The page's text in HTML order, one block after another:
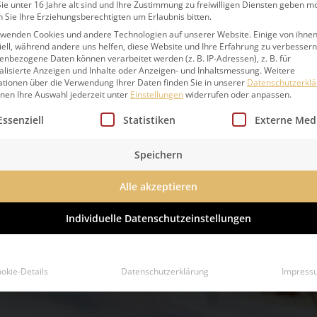
unter 16 Jahre alt sind und Ihre Zustimmung zu freiwilligen Diensten geben
Sie Ihre Erziehungsberechtigten um Erlaubnis bitten.
Cookies und andere Technologien auf unserer Website. Einige von
während andere uns helfen, diese Website und Ihre Erfahrung zu
Daten können verarbeitet werden (z. B. IP-Adressen), z. B. für
Anzeigen und Inhalte oder Anzeigen- und Inhaltsmessung.Weitere
über die Verwendung Ihrer Daten finden Sie in unserer
Ihre Auswahl jederzeit unter Einstellungenwiderrufen oder anpassen.
eine Liste der Service-Gruppen, für die eine
Statistiken Externe
Speichern
Alle akzeptieren
Individuelle Datenschutzeinstellungen
Details Datenschutzerklärung